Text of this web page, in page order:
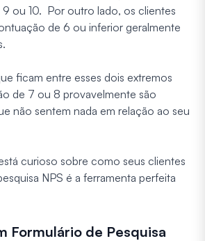
ou 10. Por outro lado, os clientes
de 6 ou inferior geralmente
ficam entre esses dois extremos
de 7 ou 8 provavelmente são
não sentem nada em relação ao seu
curioso sobre como seus clientes
NPS é a ferramenta perfeita
Formulário de Pesquisa